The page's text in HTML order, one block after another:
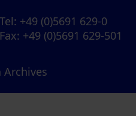
Tel: +49 (0)5691 629-0
Fax: +49 (0)5691 629-501